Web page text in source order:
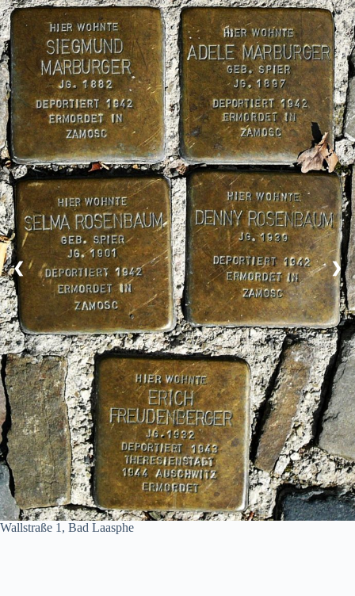
Wallstraße 1, Bad Laasphe
❮ ❯